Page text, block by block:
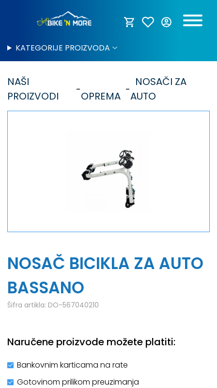
KATEGORIJE PROIZVODA
NAŠI
PROIZVODI
OPREMA
NOSAČI ZA
AUTO
NOSAČ BICIKLA ZA AUTO
BASSANO
Šifra artikla: DO-567040210
Naručene proizvode možete platiti:
Bankovnim karticama na rate
Gotovinom prilikom preuzimanja